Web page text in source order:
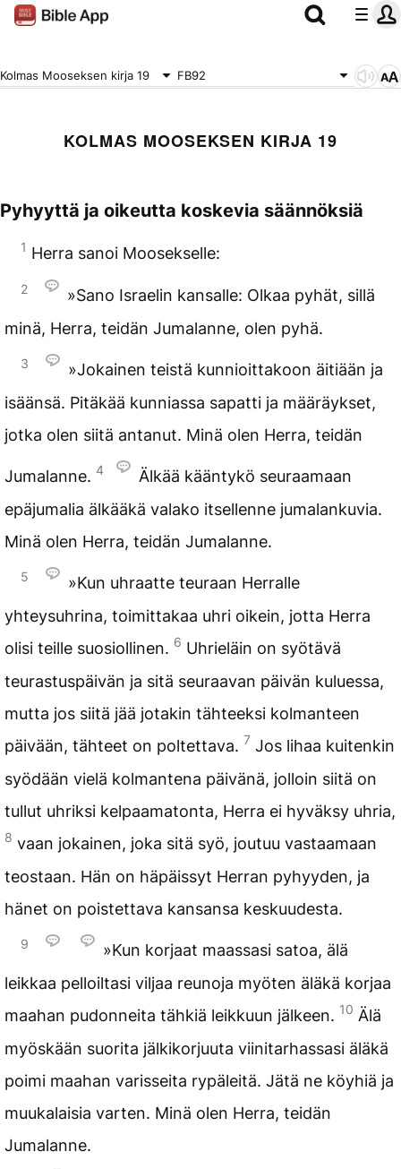
Kolmas Mooseksen kirja 19 FB92
KOLMAS MOOSEKSEN KIRJA 19
Pyhyyttä ja oikeutta koskevia säännöksiä
1 Herra sanoi Moosekselle:
2
»Sano Israelin kansalle: Olkaa pyhät, sillä
minä, Herra, teidän Jumalanne, olen pyhä.
3
»Jokainen teistä kunnioittakoon äitiään ja
isäänsä. Pitäkää kunniassa sapatti ja määräykset,
jotka olen siitä antanut. Minä olen Herra, teidän
Jumalanne. 4
Älkää kääntykö seuraamaan
epäjumalia älkääkä valako itsellenne jumalankuvia.
Minä olen Herra, teidän Jumalanne.
5
»Kun uhraatte teuraan Herralle
yhteysuhrina, toimittakaa uhri oikein, jotta Herra
olisi teille suosiollinen. 6 Uhrieläin on syötävä
teurastuspäivän ja sitä seuraavan päivän kuluessa,
mutta jos siitä jää jotakin tähteeksi kolmanteen
päivään, tähteet on poltettava. 7 Jos lihaa kuitenkin
syödään vielä kolmantena päivänä, jolloin siitä on
tullut uhriksi kelpaamatonta, Herra ei hyväksy uhria,
8 vaan jokainen, joka sitä syö, joutuu vastaamaan
teostaan. Hän on häpäissyt Herran pyhyyden, ja
hänet on poistettava kansansa keskuudesta.
9
»Kun korjaat maassasi satoa, älä
leikkaa pelloiltasi viljaa reunoja myöten äläkä korjaa
maahan pudonneita tähkiä leikkuun jälkeen. 10 Älä
myöskään suorita jälkikorjuuta viinitarhassasi äläkä
poimi maahan varisseita rypäleitä. Jätä ne köyhiä ja
muukalaisia varten. Minä olen Herra, teidän
Jumalanne.